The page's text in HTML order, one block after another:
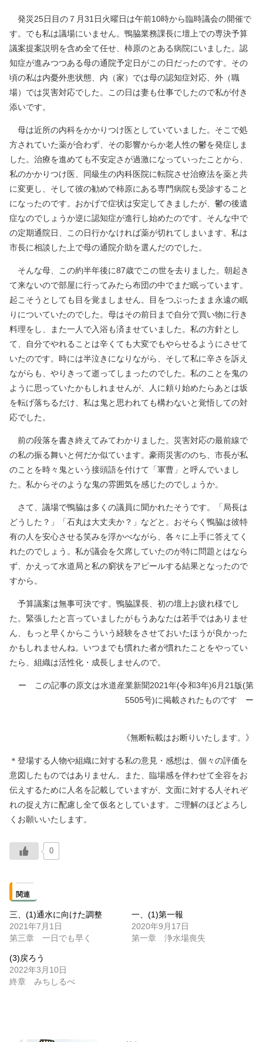
発災25日目の７月31日火曜日は午前10時から臨時議会の開催で
す。でも私は議場にいません。鴨脇業務課長に壇上での専決予算
議案提案説明を含め全て任せ、柿原のとある病院にいました。認
知症が進みつつある母の通院予定日がこの日だったのです。その
頃の私は内憂外患状態、内（家）では母の認知症対応、外（職
場）では災害対応でした。この日は妻も仕事でしたので私が付き
添いです。
母は近所の内科をかかりつけ医としていていました。そこで処
方されていた薬が合わず、その影響からか老人性の鬱を発症しま
した。治療を進めても不安定さが過激になっていったことから、
私のかかりつけ医、同級生の内科医院に転院させ治療法を薬と共
に変更し、そして彼の勧めで柿原にある専門病院も受診すること
になったのです。おかげで症状は安定してきましたが、鬱の後遺
症なのでしょうか逆に認知症が進行し始めたのです。そんな中で
の定期通院日、この日行かなければ薬が切れてしまいます。私は
市長に相談した上で母の通院介助を選んだのでした。
そんな母、この約半年後に87歳でこの世を去りました。朝起き
て来ないので部屋に行ってみたら布団の中でまだ眠っています。
起こそうとしても目を覚ましません。目をつぶったまま永遠の眠
りについていたのでした。母はその前日まで自分で買い物に行き
料理をし、また一人で入浴も済ませていました。私の方針とし
て、自分でやれることは辛くても大変でもやらせるようにさせて
いたのです。時には半泣きになりながら、そして私に辛さを訴え
ながらも、やりきって逝ってしまったのでした。私のことを鬼の
ように思っていたかもしれませんが、人に頼り始めたらあとは坂
を転げ落ちるだけ、私は鬼と思われても構わないと覚悟しての対
応でした。
前の段落を書き終えてみてわかりました。災害対応の最前線で
の私の振る舞いと何だか似ています。豪雨災害ののち、市長が私
のことを時々鬼という接頭語を付けて「軍曹」と呼んでいまし
た。私からそのような鬼の雰囲気を感じたのでしょうか。
さて、議場で鴨脇は多くの議員に聞かれたそうです。「局長は
どうした？」「石丸は大丈夫か？」などと。おそらく鴨脇は彼特
有の人を安心させる笑みを浮かべながら、各々に上手に答えてく
れたのでしょう。私が議会を欠席していたのが特に問題とはなら
ず、かえって水道局と私の窮状をアピールする結果となったので
すから。
予算議案は無事可決です。鴨脇課長、初の壇上お疲れ様でし
た。緊張したと言っていましたがもうあなたは若手ではありませ
ん、もっと早くからこういう経験をさせておいたほうが良かった
かもしれませんね。いつまでも慣れた者が慣れたことをやってい
たら、組織は活性化・成長しませんので。
ー この記事の原文は水道産業新聞2021年(令和3年)6月21版(第
5505号)に掲載されたものです ー
《無断転載はお断りいたします。》
＊登場する人物や組織に対する私の意見・感想は、個々の評価を
意図したものではありません。また、臨場感を伴わせて全容をお
伝えするために人名を記載していますが、文面に対する人それぞ
れの捉え方に配慮し全て仮名としています。ご理解のほどよろし
くお願いいたします。
0
関連
三、(1)通水に向けた調整
2021年7月1日
第三章 一日でも早く
一、(1)第一報
2020年9月17日
第一章 浄水場喪失
(3)戻ろう
2022年3月10日
終章 みちしるべ